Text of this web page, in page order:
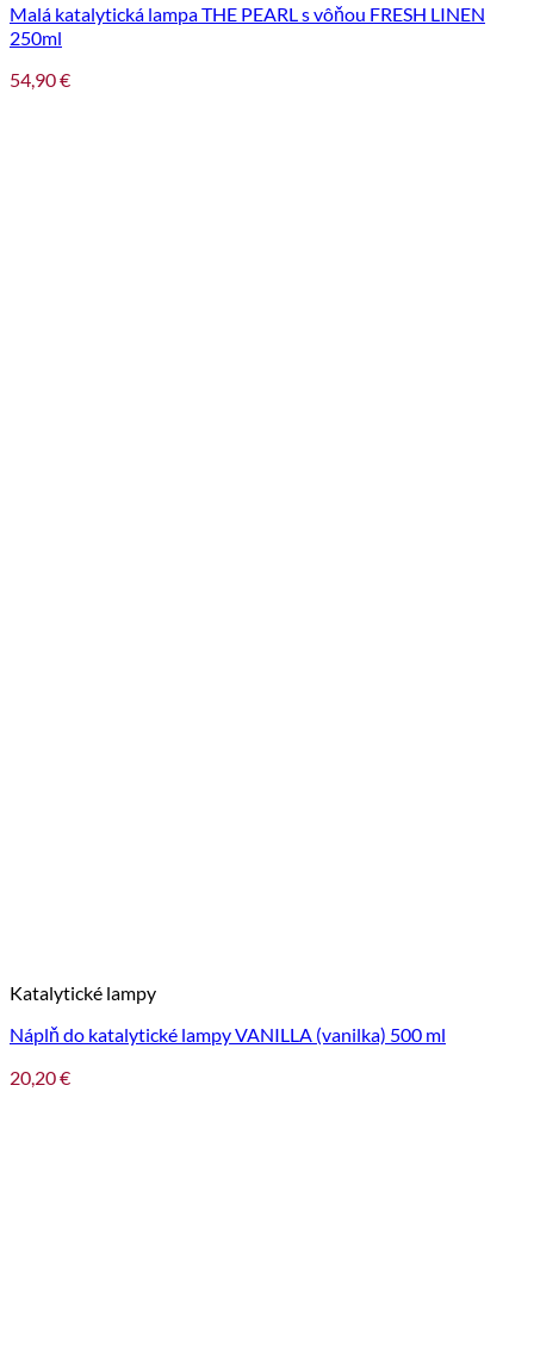
Malá katalytická lampa THE PEARL s vôňou FRESH LINEN
250ml
54,90€
Katalytické lampy
Náplň do katalytické lampy VANILLA (vanilka) 500 ml
20,20€